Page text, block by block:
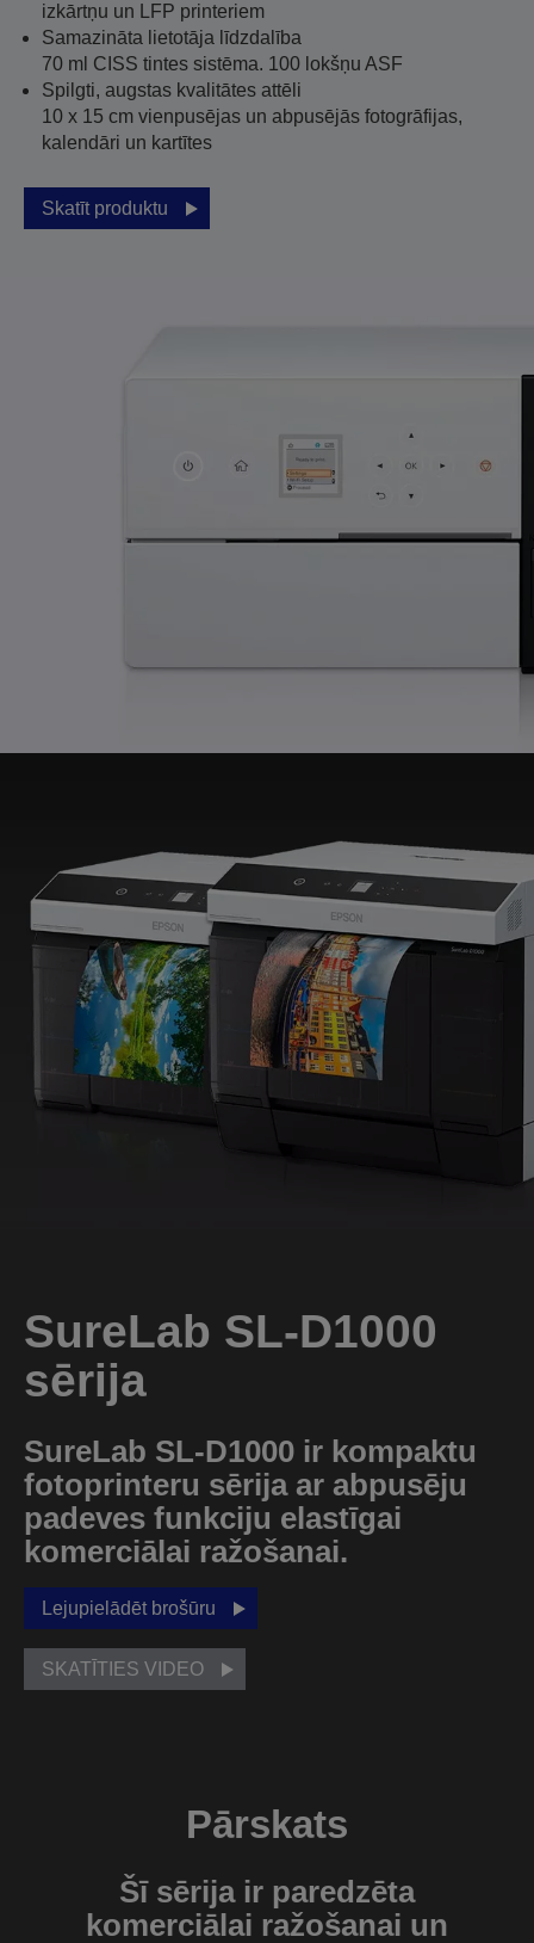
izkārtņu un LFP printeriem
Samazināta lietotāja līdzdalība
70 ml CISS tintes sistēma. 100 lokšņu ASF
Spilgti, augstas kvalitātes attēli
10 x 15 cm vienpusējas un abpusējās fotogrāfijas,
kalendāri un kartītes
Skatīt produktu
SureLab SL-D1000
sērija
SureLab SL-D1000 ir kompaktu
fotoprinteru sērija ar abpusēju
padeves funkciju elastīgai
komerciālai ražošanai.
Lejupielādēt brošūru
SKATĪTIES VIDEO
Pārskats
Šī sērija ir paredzēta
komerciālai ražošanai un